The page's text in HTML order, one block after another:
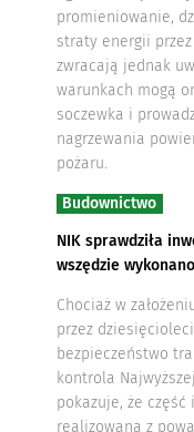
promieniowanie,
straty energii
zwracają jednak
warunkach mogą
soczewka i
nagrzewania
pożaru.
Budownictwo
NIK sprawdziła
wszędzie
Chociaż w
przez
bezpieczeństwo
kontrola
pokazuje, że część
realizowana z